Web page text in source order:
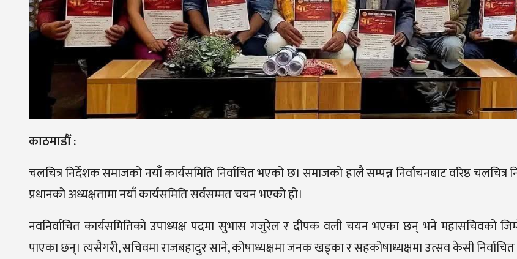
काठमाडौँ :
चलचित्र निर्देशक समाजको नयाँ कार्यसमिति निर्वाचित भएको छ। समाजको हालै सम्पन्न निर्वाचनबाट वरिष्ठ
प्रधानको अध्यक्षतामा नयाँ कार्यसमिति सर्वसम्मत चयन भएको हो।
नवनिर्वाचित कार्यसमितिको उपाध्यक्ष पदमा सुभास गजुरेल र दीपक वली चयन भएका छन् भने महासचिवको
पाएका छन्। त्यसैगरी, सचिवमा राजबहादुर साने, कोषाध्यक्षमा जनक खड्का र सहकोषाध्यक्षमा उत्सव केसी